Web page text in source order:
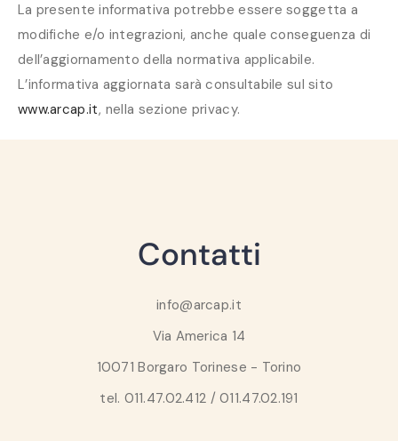
La presente informativa potrebbe essere soggetta a
modifiche e/o integrazioni, anche quale conseguenza di
dell’aggiornamento della normativa applicabile.
L’informativa aggiornata sarà consultabile sul sito
www.arcap.it, nella sezione privacy.
Contatti
info@arcap.it
Via America 14
10071 Borgaro Torinese - Torino
tel. 011.47.02.412 / 011.47.02.191